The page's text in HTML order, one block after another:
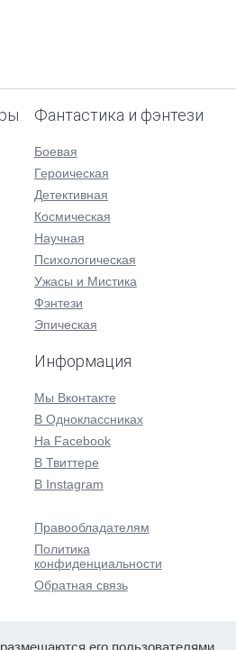
Фантастика и фэнтези
Боевая
Героическая
Детективная
Космическая
Научная
Психологическая
Ужасы и Мистика
Фэнтези
Эпическая
Информация
Мы Вконтакте
В Одноклассниках
На Facebook
В Твиттере
В Instagram
Правообладателям
Политика
конфиденциальности
Обратная связь
его пользователями.